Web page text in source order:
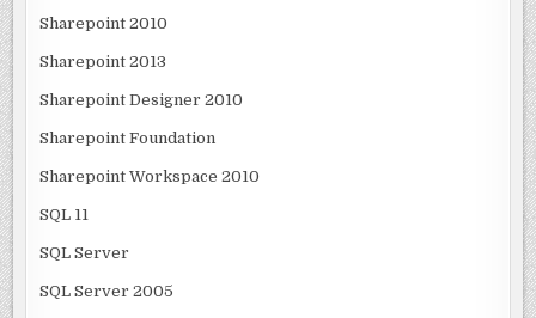
Sharepoint 2010
Sharepoint 2013
Sharepoint Designer 2010
Sharepoint Foundation
Sharepoint Workspace 2010
SQL 11
SQL Server
SQL Server 2005